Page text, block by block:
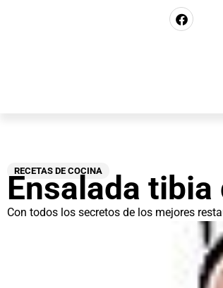
RECETAS DE COCINA
Ensalada tibia
Con todos los secretos de los mejores